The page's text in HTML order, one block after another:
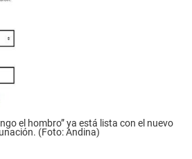
el hombro” ya está lista con el nuevo
(Foto: Andina)